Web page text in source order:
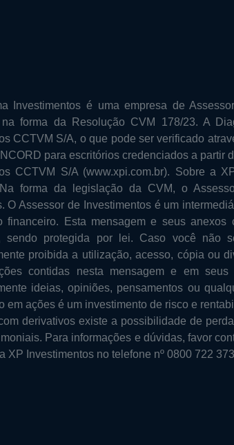
Investimentos é uma empresa de
na forma da Resolução CVM 178/23. A
CCTVM S/A, o que pode ser verificado
para escritórios credenciados a partir
CCTVM S/A (www.xpi.com.br). Sobre a
forma da legislação da CVM, o
O Assessor de Investimentos é um
financeiro. Esta mensagem e seus
sendo protegida por lei. Caso você não
proibida a utilização, acesso, cópia ou
contidas nesta mensagem e em
ideias, opiniões, pensamentos ou
em ações é um investimento de risco e
derivativos existe a possibilidade de
Para informações e dúvidas, favor
XP Investimentos no telefone nº 0800 722